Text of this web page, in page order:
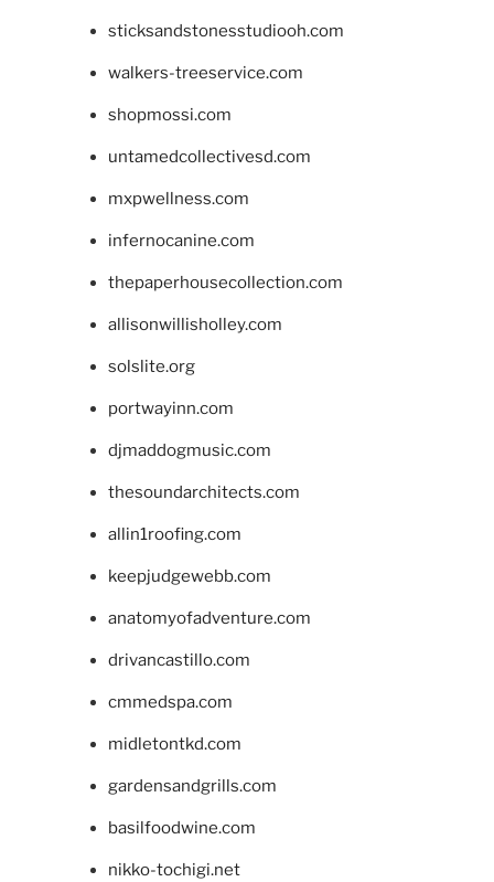
sticksandstonesstudiooh.com
walkers-treeservice.com
shopmossi.com
untamedcollectivesd.com
mxpwellness.com
infernocanine.com
thepaperhousecollection.com
allisonwillisholley.com
solslite.org
portwayinn.com
djmaddogmusic.com
thesoundarchitects.com
allin1roofing.com
keepjudgewebb.com
anatomyofadventure.com
drivancastillo.com
cmmedspa.com
midletontkd.com
gardensandgrills.com
basilfoodwine.com
nikko-tochigi.net